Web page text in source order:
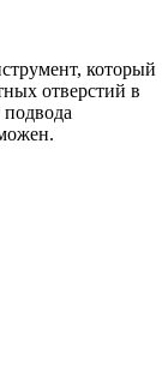
который
отверстий в
подвода